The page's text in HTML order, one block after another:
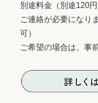
別途料金（別途120
ご連絡が必要になり
可）
ご希望の場合は、事